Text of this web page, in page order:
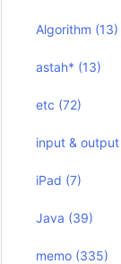
Algorithm (13)
astah* (13)
etc (72)
input & output
iPad (7)
Java (39)
memo (335)